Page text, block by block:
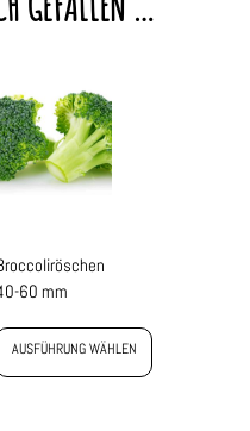
60 mm
AUSFÜHRUNG WÄHLEN